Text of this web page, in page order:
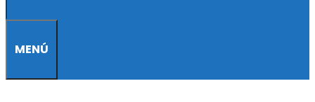
MENÚ